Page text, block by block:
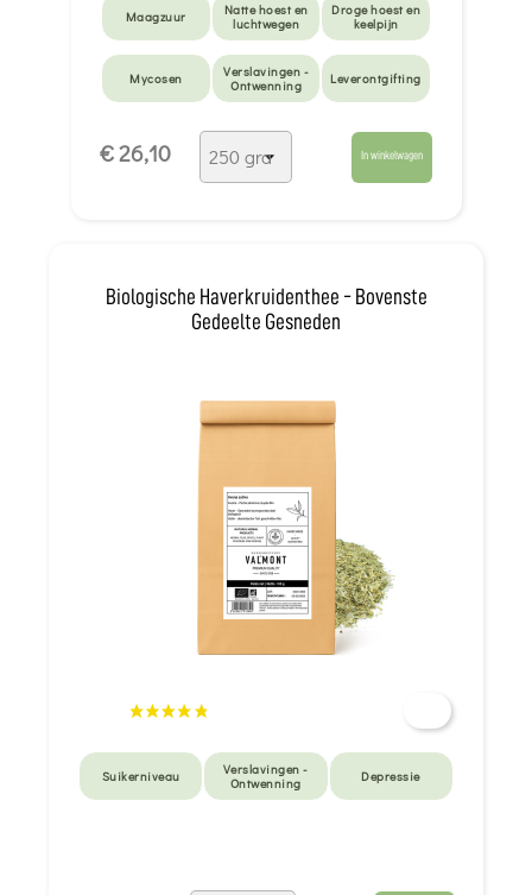
Maagzuur
Natte hoest en
luchtwegen
Droge hoest en
keelpijn
Mycosen
Verslavingen -
Ontwenning
Leverontgifting
€ 26,10 In winkelwagen
Biologische Haverkruidenthee - Bovenste
Gedeelte Gesneden
Suikerniveau
Verslavingen -
Ontwenning
Depressie